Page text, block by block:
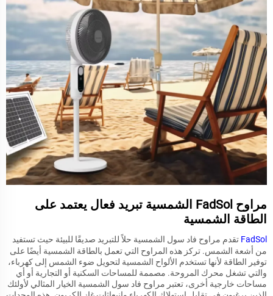
مراوح FadSol الشمسية تبريد فعال يعتمد على
الطاقة الشمسية
FadSolتقدم مراوح فاد سول الشمسية حلاً للتبريد صديقًا للبيئة حيث تستفيد
من أشعة الشمس. تركز هذه المراوح التي تعمل بالطاقة الشمسية أيضًا على
توفير الطاقة لأنها تستخدم الألواح الشمسية لتحويل ضوء الشمس إلى كهرباء،
والتي تشغل محرك المروحة. مصممة للمساحات السكنية أو التجارية أو أي
مساحات خارجية أخرى، تعتبر مراوح فاد سول الشمسية الخيار المثالي لأولئك